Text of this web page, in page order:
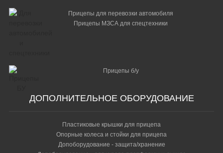
Прицепы для перевозки автомобиля
Прицепы МЗСА для спецтехники
Прицепы б/у
ДОПОЛНИТЕЛЬНОЕ ОБОРУДОВАНИЕ
Пластиковые крышки для прицепа
Опорные колеса и стойки для прицепа
Допоборудование - защита/хранение